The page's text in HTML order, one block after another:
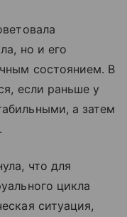
но и его
состоянием. В
если раньше у
а затем
что для
цикла
ситуация,